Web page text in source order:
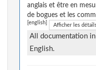
anglais et être en
de bogues et les
[english] Afficher les
All documentation in
English.